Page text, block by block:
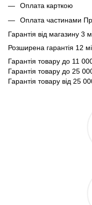
Оплата карткою
Оплата частинами
Гарантія від магазину 3
Розширена гарантія 12
Гарантія товару до 11
Гарантія товару до 25
Гарантія товару від 25